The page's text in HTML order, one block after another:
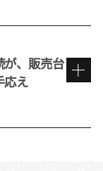
。
が、販売台
応え